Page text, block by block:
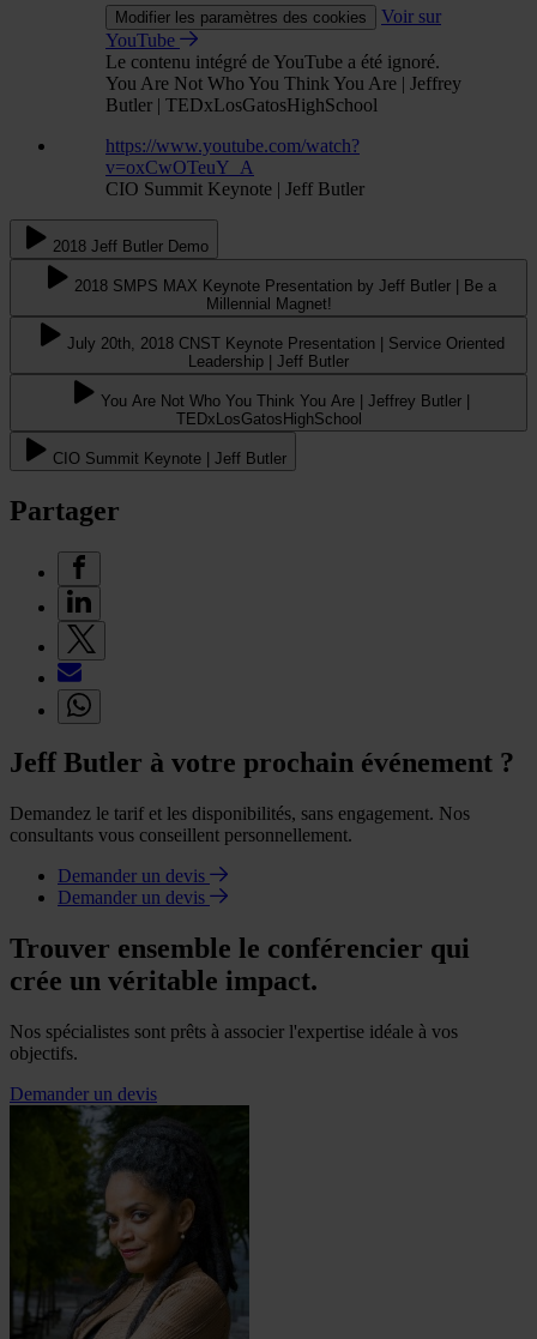
Modifier les paramètres des cookies
Voir sur
YouTube
Le contenu intégré de YouTube a été ignoré.
You Are Not Who You Think You Are | Jeffrey
Butler | TEDxLosGatosHighSchool
https://www.youtube.com/watch?
v=oxCwOTeuY_A
CIO Summit Keynote | Jeff Butler
2018 Jeff Butler Demo
2018 SMPS MAX Keynote Presentation by Jeff Butler | Be a
Millennial Magnet!
July 20th, 2018 CNST Keynote Presentation | Service Oriented
Leadership | Jeff Butler
You Are Not Who You Think You Are | Jeffrey Butler |
TEDxLosGatosHighSchool
CIO Summit Keynote | Jeff Butler
Partager
Jeff Butler à votre prochain événement ?
Demandez le tarif et les disponibilités, sans engagement. Nos
consultants vous conseillent personnellement.
Demander un devis
Demander un devis
Trouver ensemble le conférencier qui
crée un véritable impact.
Nos spécialistes sont prêts à associer l'expertise idéale à vos
objectifs.
Demander un devis